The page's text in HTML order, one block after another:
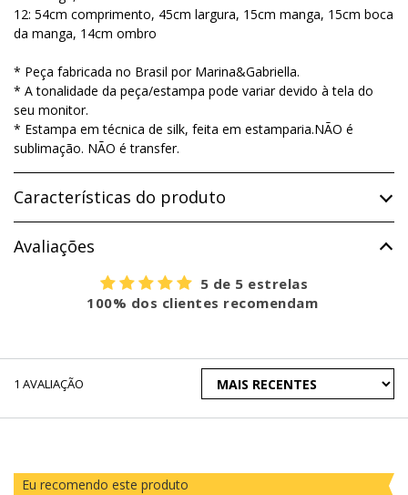
12: 54cm comprimento, 45cm largura, 15cm manga, 15cm boca
da manga, 14cm ombro
* Peça fabricada no Brasil por Marina&Gabriella.
* A tonalidade da peça/estampa pode variar devido à tela do
seu monitor.
* Estampa em técnica de silk, feita em estamparia.NÃO é
sublimação. NÃO é transfer.
Características do produto
Avaliações
5 de 5 estrelas
100% dos clientes recomendam
1 AVALIAÇÃO
ORDENAR
AVALIAÇÕES
Eu recomendo este produto